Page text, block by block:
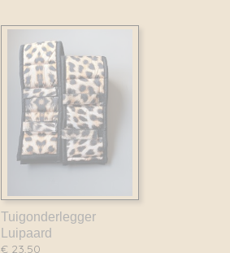
Tuigonderlegger
Luipaard
€ 23,50